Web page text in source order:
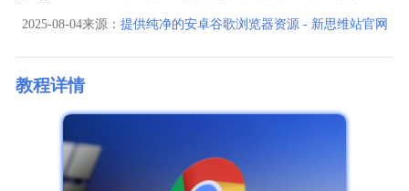
2025-08-04来源： 提供纯净的安卓谷歌浏览器资源 - 新思维站官网
教程详情